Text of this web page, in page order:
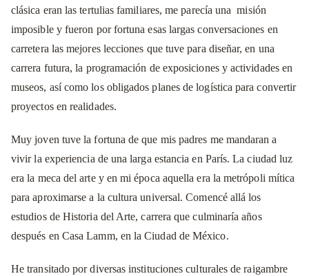
clásica eran las tertulias familiares, me parecía una misión
imposible y fueron por fortuna esas largas conversaciones en
carretera las mejores lecciones que tuve para diseñar, en una
carrera futura, la programación de exposiciones y actividades en
museos, así como los obligados planes de logística para convertir
proyectos en realidades.
Muy joven tuve la fortuna de que mis padres me mandaran a
vivir la experiencia de una larga estancia en París. La ciudad luz
era la meca del arte y en mi época aquella era la metrópoli mítica
para aproximarse a la cultura universal. Comencé allá los
estudios de Historia del Arte, carrera que culminaría años
después en Casa Lamm, en la Ciudad de México.
He transitado por diversas instituciones culturales de raigambre